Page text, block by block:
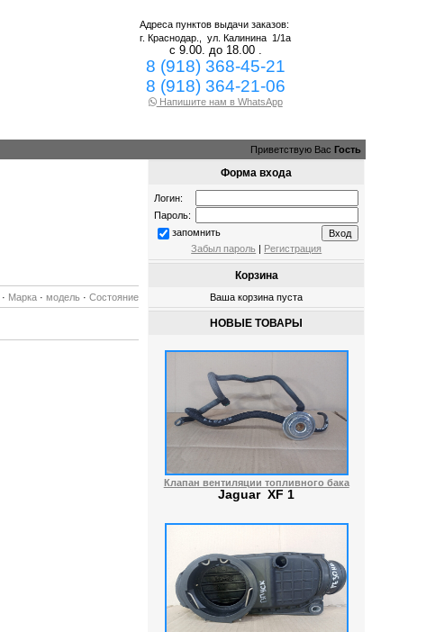
Адреса пунктов выдачи заказов:
г. Краснодар.,ул. Калинина 1/1а
с 9.00. до 18.00 .
8 (918) 368-45-21
8 (918) 364-21-06
Напишите нам в WhatsApp
Приветствую Вас Гость
· Марка ·модель ·Состояние
Форма входа
Логин:
Пароль:
запомнить
Забыл пароль | Регистрация
Корзина
Ваша корзина пуста
НОВЫЕ ТОВАРЫ
Клапан вентиляции топливного бака
Jaguar XF 1